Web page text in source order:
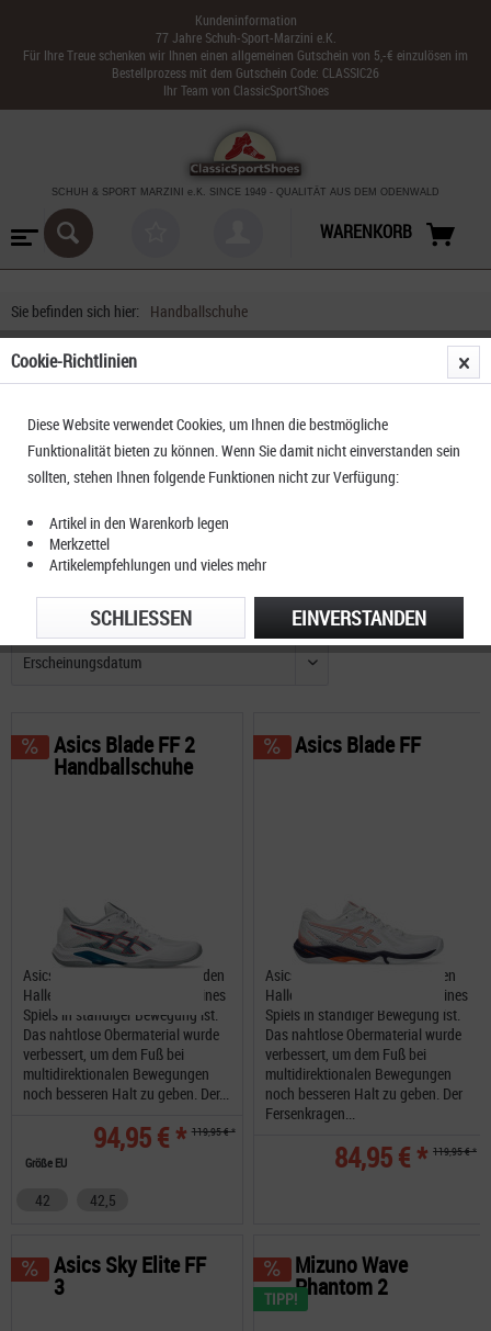
Kundeninformation
77 Jahre Schuh-Sport-Marzini e.K.
Für Ihre Treue schenken wir Ihnen einen allgemeinen Gutschein von 5,-€ einzulösen im
Bestellprozess mit dem Gutschein Code: CLASSIC26
Ihr Team von ClassicSportShoes
SCHUH & SPORT MARZINI e.K. SINCE 1949 - QUALITÄT AUS DEM ODENWALD
WARENKORB
Sie befinden sich hier: Handballschuhe
FILTERN
Asics Blade FF 2 unterstützt jeden
Hallensportler, der während seines
Spiels in ständiger Bewegung ist.
Das nahtlose Obermaterial wurde
verbessert, um dem Fuß bei
multidirektionalen Bewegungen
noch besseren Halt zu geben. Der...
94,95 € * 119,95 € *
Asics Blade FF 2
Handballschuhe
Größe EU
42 42,5
Asics Blade FF unterstützt jeden
Hallensportler, der während seines
Spiels in ständiger Bewegung ist.
Das nahtlose Obermaterial wurde
verbessert, um dem Fuß bei
multidirektionalen Bewegungen
noch besseren Halt zu geben. Der
Fersenkragen...
84,95 € * 119,95 € *
Asics Blade FF
Asics Sky Elite FF
3 TIPP!
Mizuno Wave
Phantom 2
Cookie-Richtlinien
Diese Website verwendet Cookies, um Ihnen die bestmögliche
Funktionalität bieten zu können. Wenn Sie damit nicht einverstanden sein
sollten, stehen Ihnen folgende Funktionen nicht zur Verfügung:
Artikel in den Warenkorb legen
Merkzettel
Artikelempfehlungen und vieles mehr
EINVERSTANDEN
SCHLIESSEN